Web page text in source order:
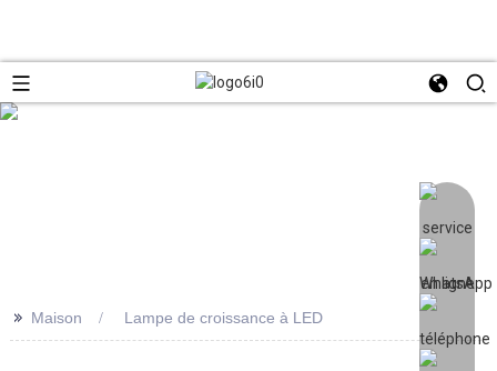
>> Maison Lampe de croissance à LED